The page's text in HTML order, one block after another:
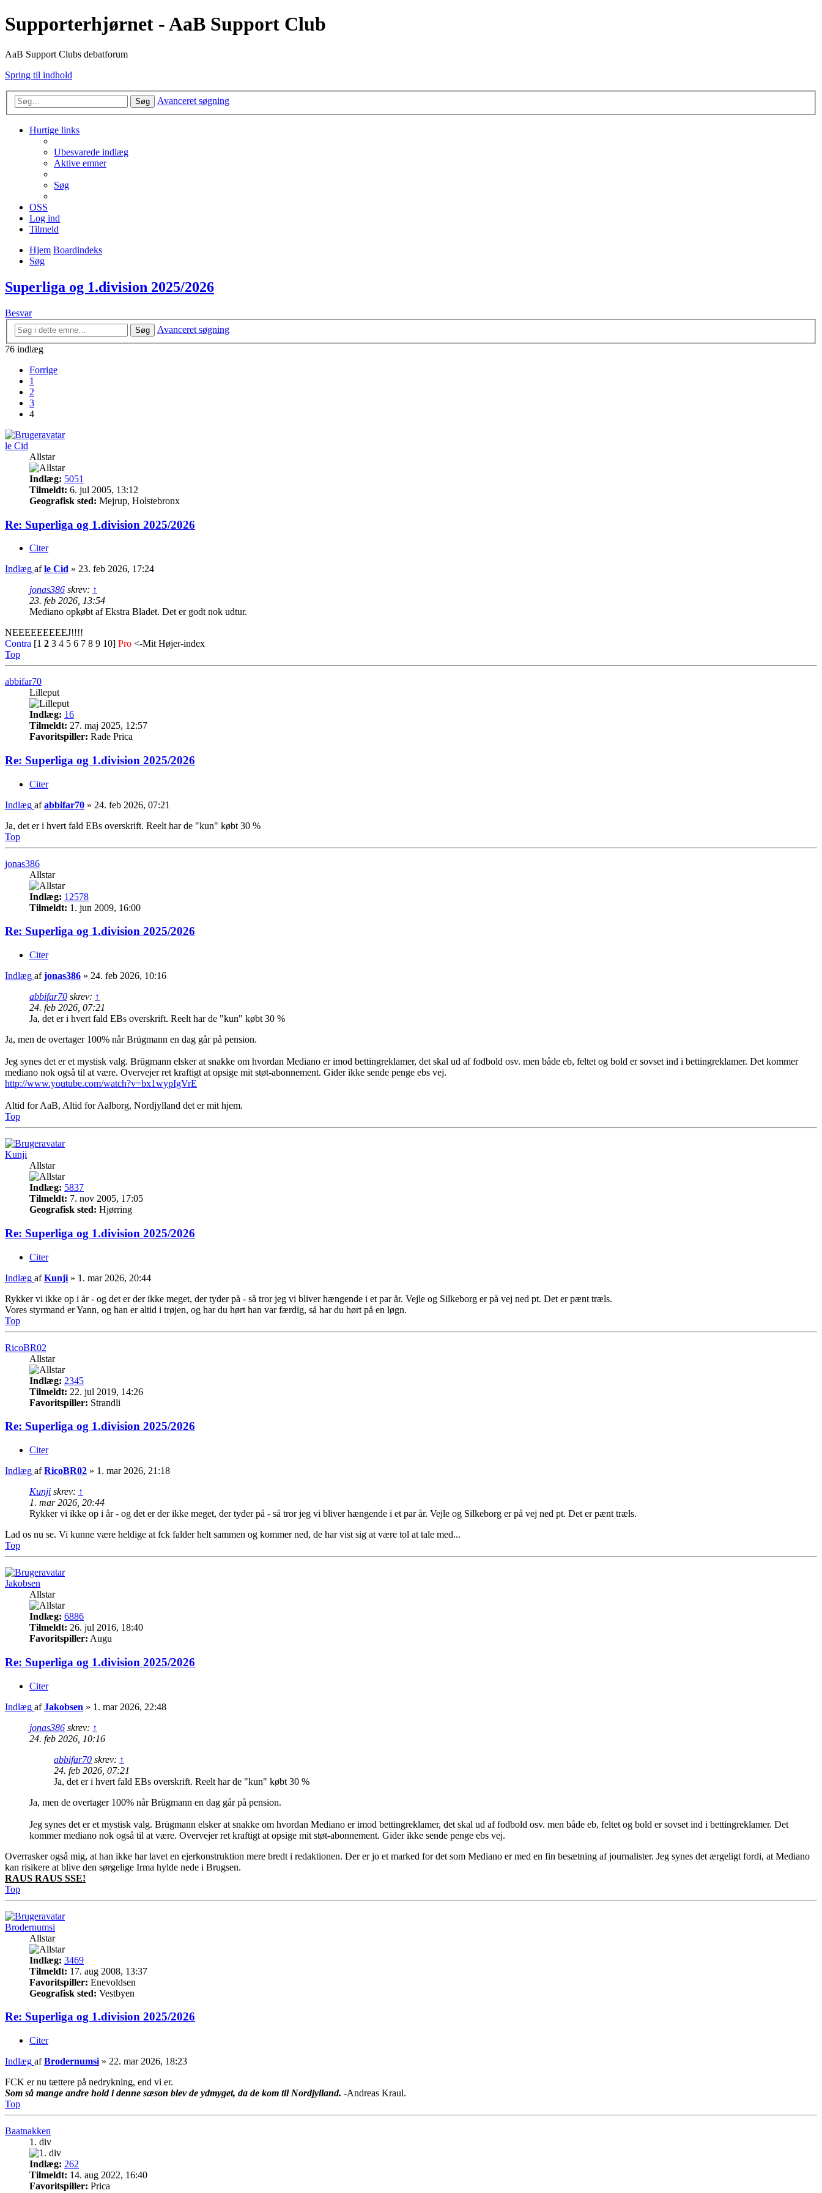
Supporterhjørnet - AaB Support Club
AaB Support Clubs debatforum
Spring til indhold
Søg Avanceret søgning
Hurtige links
Ubesvarede indlæg
Aktive emner
Søg
OSS
Log ind
Tilmeld
Hjem Boardindeks
Søg
Superliga og 1.division 2025/2026
Besvar
Søg
Avanceret søgning
76 indlæg
Forrige
1
2
3
4
le Cid
Allstar
Indlæg: 5051
Tilmeldt: 6. jul 2005, 13:12
Geografisk sted: Mejrup, Holstebronx
Re: Superliga og 1.division 2025/2026
Citer
Indlæg afle Cid » 23. feb 2026, 17:24
jonas386 skrev: ↑
23. feb 2026, 13:54
Mediano opkøbt af Ekstra Bladet. Det er godt nok udtur.
NEEEEEEEEEJ!!!!
Contra [1 2 3 4 5 6 7 8 9 10] Pro <-Mit Højer-index
Top
abbifar70
Lilleput
Indlæg: 16
Tilmeldt: 27. maj 2025, 12:57
Favoritspiller: Rade Prica
Re: Superliga og 1.division 2025/2026
Citer
Indlæg afabbifar70 » 24. feb 2026, 07:21
Ja, det er i hvert fald EBs overskrift. Reelt har de "kun" købt 30 %
Top
jonas386
Allstar
Indlæg: 12578
Tilmeldt: 1. jun 2009, 16:00
Re: Superliga og 1.division 2025/2026
Citer
Indlæg afjonas386 » 24. feb 2026, 10:16
abbifar70 skrev: ↑
24. feb 2026, 07:21
Ja, det er i hvert fald EBs overskrift. Reelt har de "kun" købt 30 %
Ja, men de overtager 100% når Brügmann en dag går på pension.
Jeg synes det er et mystisk valg. Brügmann elsker at snakke om hvordan Mediano er imod bettingreklamer, det skal ud af fodbold osv. men både eb, feltet og bold er sovset ind i bettingreklamer. Det kommer
mediano nok også til at være. Overvejer ret kraftigt at opsige mit støt-abonnement. Gider ikke sende penge ebs vej.
http://www.youtube.com/watch?v=bx1wypIgVrE
Altid for AaB, Altid for Aalborg, Nordjylland det er mit hjem.
Top
Kunji
Allstar
Indlæg: 5837
Tilmeldt: 7. nov 2005, 17:05
Geografisk sted: Hjørring
Re: Superliga og 1.division 2025/2026
Citer
Indlæg afKunji » 1. mar 2026, 20:44
Rykker vi ikke op i år - og det er der ikke meget, der tyder på - så tror jeg vi bliver hængende i et par år. Vejle og Silkeborg er på vej ned pt. Det er pænt træls.
Vores styrmand er Yann, og han er altid i trøjen, og har du hørt han var færdig, så har du hørt på en løgn.
Top
RicoBR02
Allstar
Indlæg: 2345
Tilmeldt: 22. jul 2019, 14:26
Favoritspiller: Strandli
Re: Superliga og 1.division 2025/2026
Citer
Indlæg afRicoBR02 » 1. mar 2026, 21:18
Kunji skrev: ↑
1. mar 2026, 20:44
Rykker vi ikke op i år - og det er der ikke meget, der tyder på - så tror jeg vi bliver hængende i et par år. Vejle og Silkeborg er på vej ned pt. Det er pænt træls.
Lad os nu se. Vi kunne være heldige at fck falder helt sammen og kommer ned, de har vist sig at være tol at tale med...
Top
Jakobsen
Allstar
Indlæg: 6886
Tilmeldt: 26. jul 2016, 18:40
Favoritspiller: Augu
Re: Superliga og 1.division 2025/2026
Citer
Indlæg afJakobsen » 1. mar 2026, 22:48
jonas386 skrev: ↑
24. feb 2026, 10:16
abbifar70 skrev: ↑
24. feb 2026, 07:21
Ja, det er i hvert fald EBs overskrift. Reelt har de "kun" købt 30 %
Ja, men de overtager 100% når Brügmann en dag går på pension.
Jeg synes det er et mystisk valg. Brügmann elsker at snakke om hvordan Mediano er imod bettingreklamer, det skal ud af fodbold osv. men både eb, feltet og bold er sovset ind i bettingreklamer. Det
kommer mediano nok også til at være. Overvejer ret kraftigt at opsige mit støt-abonnement. Gider ikke sende penge ebs vej.
Overrasker også mig, at han ikke har lavet en ejerkonstruktion mere bredt i redaktionen. Der er jo et marked for det som Mediano er med en fin besætning af journalister. Jeg synes det ærgeligt fordi, at Mediano
kan risikere at blive den sørgelige Irma hylde nede i Brugsen.
RAUS RAUS SSE!
Top
Brodernumsi
Allstar
Indlæg: 3469
Tilmeldt: 17. aug 2008, 13:37
Favoritspiller: Enevoldsen
Geografisk sted: Vestbyen
Re: Superliga og 1.division 2025/2026
Citer
Indlæg afBrodernumsi » 22. mar 2026, 18:23
FCK er nu tættere på nedrykning, end vi er.
Som så mange andre hold i denne sæson blev de ydmyget, da de kom til Nordjylland. -Andreas Kraul.
Top
Baatnakken
1. div
Indlæg: 262
Tilmeldt: 14. aug 2022, 16:40
Favoritspiller: Prica